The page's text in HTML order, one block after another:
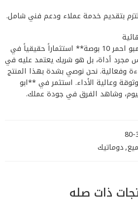
بتقديم خدمة عملاء ودعم فني شامل.
في الختام، يُعد **ابو جلمبو احمر 10 بوصة** استثماراً حقيقياً في
مجرد أداة، بل هو شريك يعتمد عليه في
وفعالية. نحن نوصي بشدة بهذا المنتج
وعالية الأداء. استثمر في **ابو
80-
,دوماتيك
ذات صله